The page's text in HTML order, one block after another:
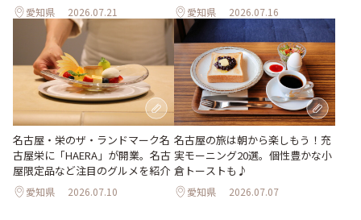
愛知県 2026.07.21 愛知県 2026.07.16
名古屋・栄のザ・ランドマーク名
古屋栄に「HAERA」が開業。名古
屋限定品など注目のグルメを紹介
愛知県 2026.07.10
名古屋の旅は朝から楽しもう！充
実モーニング20選。個性豊かな小
倉トーストも♪
愛知県 2026.07.07